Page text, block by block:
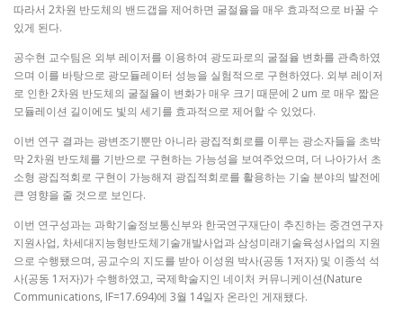
따라서 2차원 반도체의 밴드갭을 제어하면 굴절율을 매우 효과적으로 바꿀 수
있게 된다.
공수현 교수팀은 외부 레이저를 이용하여 광도파로의 굴절율 변화를 관측하였
으며 이를 바탕으로 광모듈레이터 성능을 실험적으로 구현하였다. 외부 레이저
로 인한 2차원 반도체의 굴절율이 변화가 매우 크기 때문에 2 um 로 매우 짧은
모듈레이션 길이에도 빛의 세기를 효과적으로 제어할 수 있었다.
이번 연구 결과는 광변조기뿐만 아니라 광집적회로를 이루는 광소자들을 초박
막 2차원 반도체를 기반으로 구현하는 가능성을 보여주었으며, 더 나아가서 초
소형 광집적회로 구현이 가능해져 광집적회로를 활용하는 기술 분야의 발전에
큰 영향을 줄 것으로 보인다.
이번 연구성과는 과학기술정보통신부와 한국연구재단이 추진하는 중견연구자
지원사업, 차세대지능형반도체기술개발사업과 삼성미래기술육성사업의 지원
으로 수행됐으며, 공교수의 지도를 받아 이성원 박사(공동 1저자) 및 이종석 석
사(공동 1저자)가 수행하였고, 국제학술지인 네이처 커뮤니케이션(Nature
Communications, IF=17.694)에 3월 14일자 온라인 게재됐다.